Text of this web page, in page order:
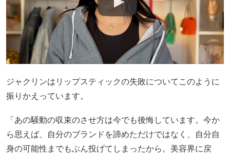
ジャクリンはリップスティックの失敗についてこのように
振りかえっています。
「あの騒動の収束のさせ方は今でも後悔しています。今か
ら思えば、自分のブランドを諦めただけではなく、自分自
身の可能性までもぶん投げてしまったから。美容界に戻